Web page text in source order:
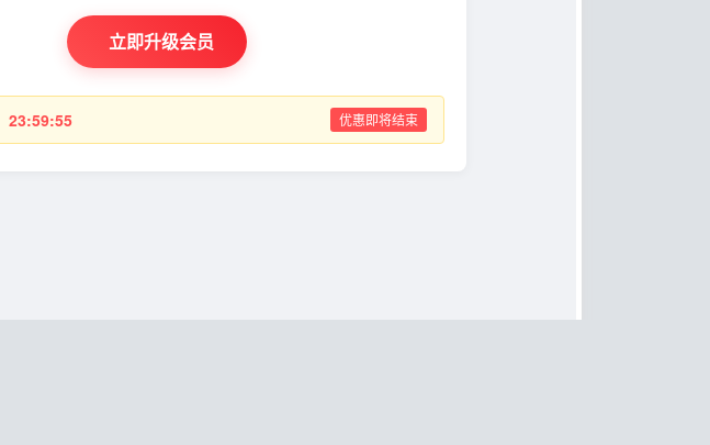
立即升级会员
23:59:54 优惠即将结束